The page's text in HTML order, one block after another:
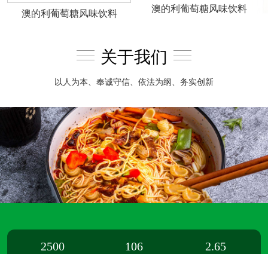
澳的利葡萄糖风味饮料
澳的利葡萄糖风味饮料
关于我们
以人为本、奉诚守信、依法为纲、务实创新
2500 106 2.65